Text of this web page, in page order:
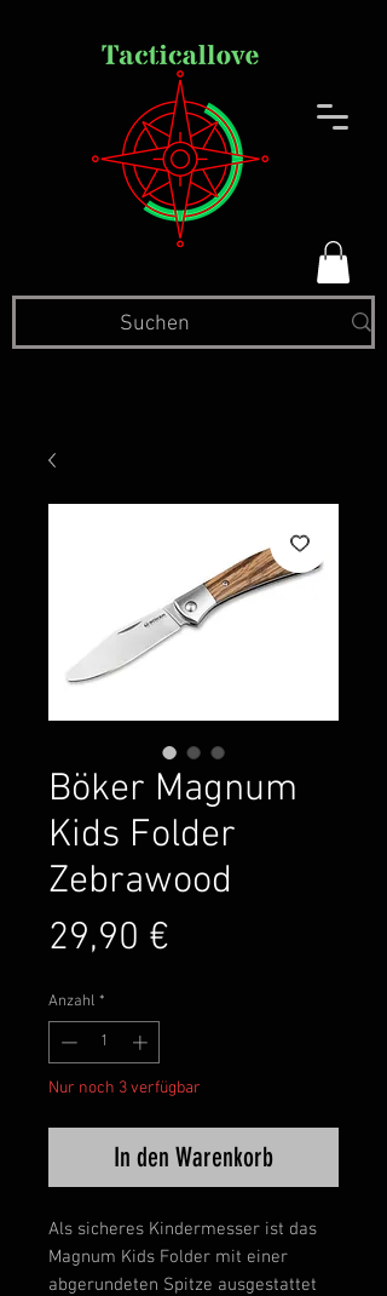
Böker Magnum
Kids Folder
Zebrawood
29,90 €
Anzahl *
Nur noch 3 verfügbar
In den Warenkorb
Als sicheres Kindermesser ist das
Magnum Kids Folder mit einer
abgerundeten Spitze ausgestattet